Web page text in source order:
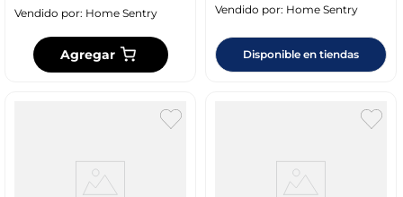
Vendido por: Home Sentry
Agregar
Vendido por: Home Sentry
Disponible en tiendas